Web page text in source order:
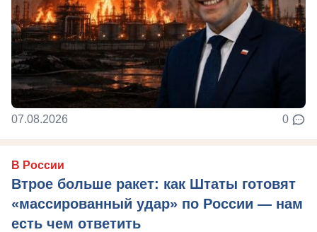
07.08.2026 0
В России
Втрое больше ракет: как Штаты готовят
«массированный удар» по России — нам
есть чем ответить